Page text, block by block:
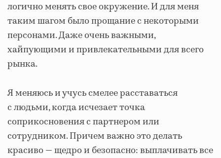
логично менять свое окружение. И для меня
таким шагом было прощание с некоторыми
персонами. Даже очень важными,
хайпующими и привлекательными для всего
рынка.
Я меняюсь и учусь смелее расставаться
с людьми, когда исчезает точка
соприкосновения с партнером или
сотрудником. Причем важно это делать
красиво — щедро и безопасно: выплачивать все